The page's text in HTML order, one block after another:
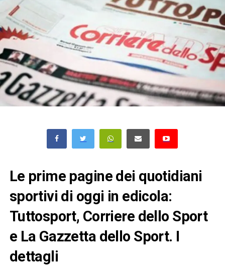
Le prime pagine dei quotidiani
sportivi di oggi in edicola:
Tuttosport, Corriere dello Sport
e La Gazzetta dello Sport. I
dettagli